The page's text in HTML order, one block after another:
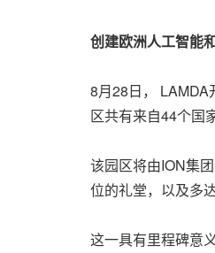
创建欧洲人工智能
8月28日，
区共有来自44个国
该园区将由ION集
位的礼堂，以及多
这一具有里程碑意